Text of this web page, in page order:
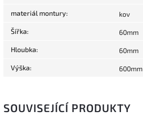
materiál montury: kov
Šířka: 60mm
Hloubka: 60mm
Výška: 600mm
SOUVISEJÍCÍ PRODUKTY